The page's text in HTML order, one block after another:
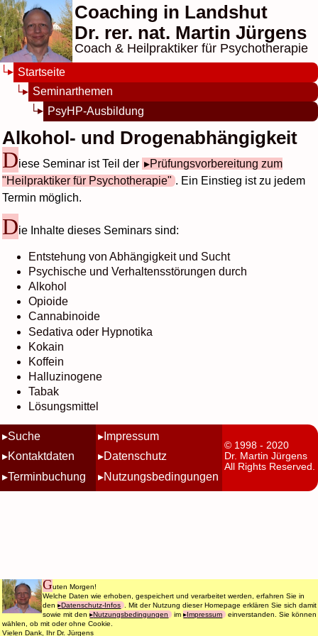
Coaching in Landshut
Dr. rer. nat. Martin Jürgens
Coach & Heilpraktiker für Psychotherapie
Startseite
Seminarthemen
PsyHP-Ausbildung
Alkohol- und Drogenabhängigkeit
Diese Seminar ist Teil der
Prüfungsvorbereitung zum
"Heilpraktiker für Psychotherapie" . Ein Einstieg ist zu jedem
Termin möglich.
Die Inhalte dieses Seminars sind:
Entstehung von Abhängigkeit und Sucht
Psychische und Verhaltensstörungen durch
Alkohol
Opioide
Cannabinoide
Sedativa oder Hypnotika
Kokain
Koffein
Halluzinogene
Tabak
Lösungsmittel
Suche
Kontaktdaten
Terminbuchung
Impressum
Datenschutz
Nutzungsbedingungen
© 1998 - 2020
Dr. Martin Jürgens
All Rights Reserved.
Guten Morgen!
Welche Daten wie erhoben, gespeichert und verarbeitet werden, erfahren Sie in
den Datenschutz-Infos
. Mit der Nutzung dieser Homepage erklären Sie sich damit
sowie mit den Nutzungsbedingungen im Impressum
einverstanden. Sie können
wählen, ob mit oder ohne Cookie.
Vielen Dank, Ihr Dr. Jürgens